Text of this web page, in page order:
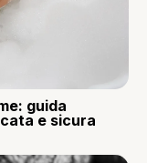
guida
e sicura